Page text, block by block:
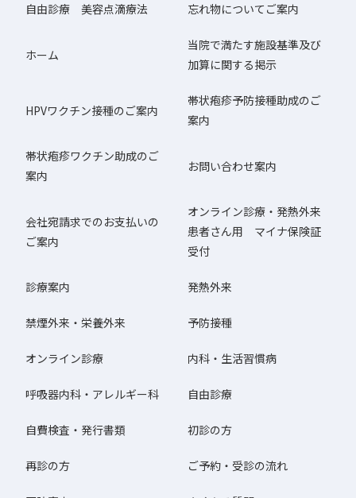
自由診療 美容点滴療法 忘れ物についてご案内
ホーム
当院で満たす施設基準及び
加算に関する掲示
HPVワクチン接種のご案内
帯状疱疹予防接種助成のご
案内
帯状疱疹ワクチン助成のご
案内
お問い合わせ案内
会社宛請求でのお支払いの
ご案内
オンライン診療・発熱外来
患者さん用 マイナ保険証
受付
診療案内 発熱外来
禁煙外来・栄養外来 予防接種
オンライン診療 内科・生活習慣病
呼吸器内科・アレルギー科 自由診療
自費検査・発行書類 初診の方
再診の方 ご予約・受診の流れ